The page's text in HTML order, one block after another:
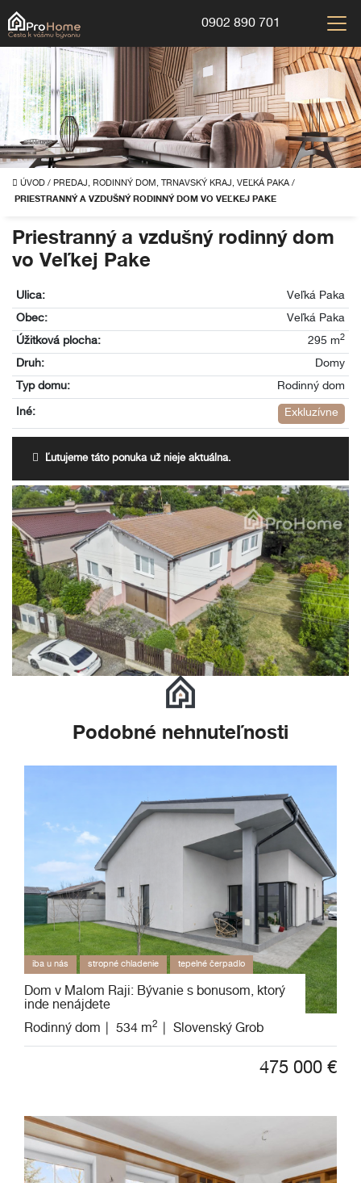
0902 890 701
ÚVOD / PREDAJ, RODINNÝ DOM, TRNAVSKÝ KRAJ, VEĽKÁ PAKA /
PRIESTRANNÝ A VZDUŠNÝ RODINNÝ DOM VO VEĽKEJ PAKE
Priestranný a vzdušný rodinný dom
vo Veľkej Pake
Ulica:
Veľká Paka
Obec:
Veľká Paka
Úžitková plocha:
295 m2
Druh:
Domy
Typ domu:
Rodinný dom
Iné: Exkluzívne
Ľutujeme táto ponuka už nieje aktuálna.
Podobné nehnuteľnosti
Dom v Malom Raji: Bývanie s bonusom, ktorý
inde nenájdete
iba u nás stropné chladenie tepelné čerpadlo
Rodinný dom 534 m2 Slovenský Grob
475 000 €